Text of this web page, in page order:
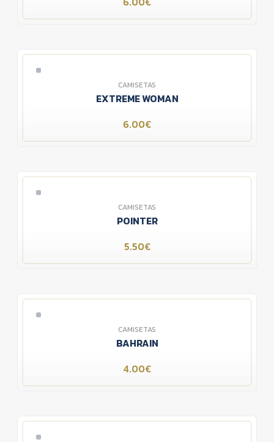
CAMISETAS
EXTREME WOMAN
6.00€
CAMISETAS
POINTER
5.50€
CAMISETAS
BAHRAIN
4.00€